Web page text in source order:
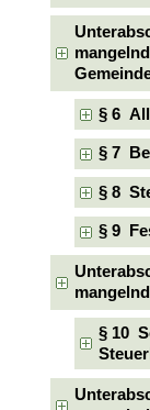
§ 6
§ 7
§ 8
§ 9
§ 10